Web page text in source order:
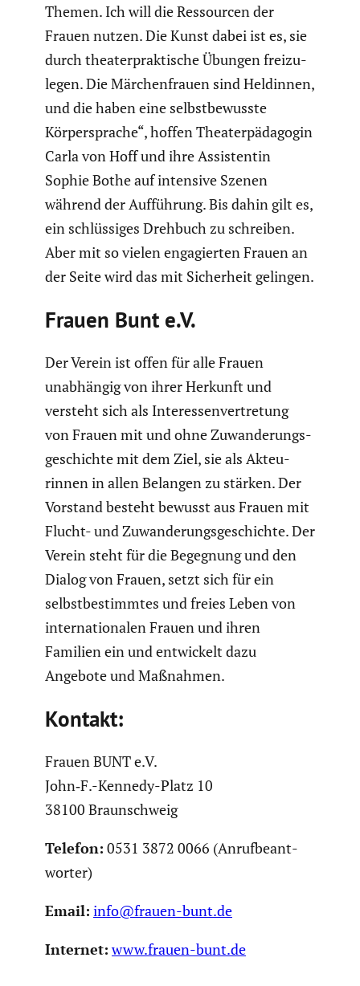
Themen. Ich will die Ressourcen der
Frauen nutzen. Die Kunst dabei ist es, sie
durch theater­prak­ti­sche Übungen freizu­
legen. Die Märchen­frauen sind Heldinnen,
und die haben eine selbst­be­wusste
Körper­sprache“, hoffen Theater­päd­agogin
Carla von Hoff und ihre Assis­tentin
Sophie Bothe auf intensive Szenen
während der Auffüh­rung. Bis dahin gilt es,
ein schlüs­siges Drehbuch zu schreiben.
Aber mit so vielen engagierten Frauen an
der Seite wird das mit Sicher­heit gelingen.
Frauen Bunt e.V.
Der Verein ist offen für alle Frauen
unabhängig von ihrer Herkunft und
versteht sich als Inter­es­sen­ver­tre­tung
von Frauen mit und ohne Zuwan­de­rungs­
ge­schichte mit dem Ziel, sie als Akteu­
rinnen in allen Belangen zu stärken. Der
Vorstand besteht bewusst aus Frauen mit
Flucht- und Zuwan­de­rungs­ge­schichte. Der
Verein steht für die Begegnung und den
Dialog von Frauen, setzt sich für ein
selbst­be­stimmtes und freies Leben von
inter­na­tio­nalen Frauen und ihren
Familien ein und entwi­ckelt dazu
Angebote und Maßnahmen.
Kontakt:
Frauen BUNT e.V.
John‑F.-Kennedy-Platz 10
38100 Braun­schweig
Telefon: 0531 3872 0066 (Anruf­be­ant­
worter)
Email: info@frauen-bunt.de
Internet: www.frauen-bunt.de